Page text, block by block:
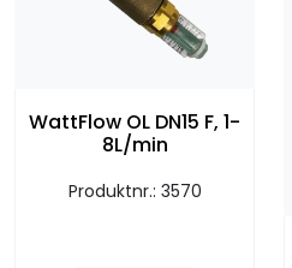
WattFlow OL DN15 F, 1-
8L/min
Produktnr.: 3570